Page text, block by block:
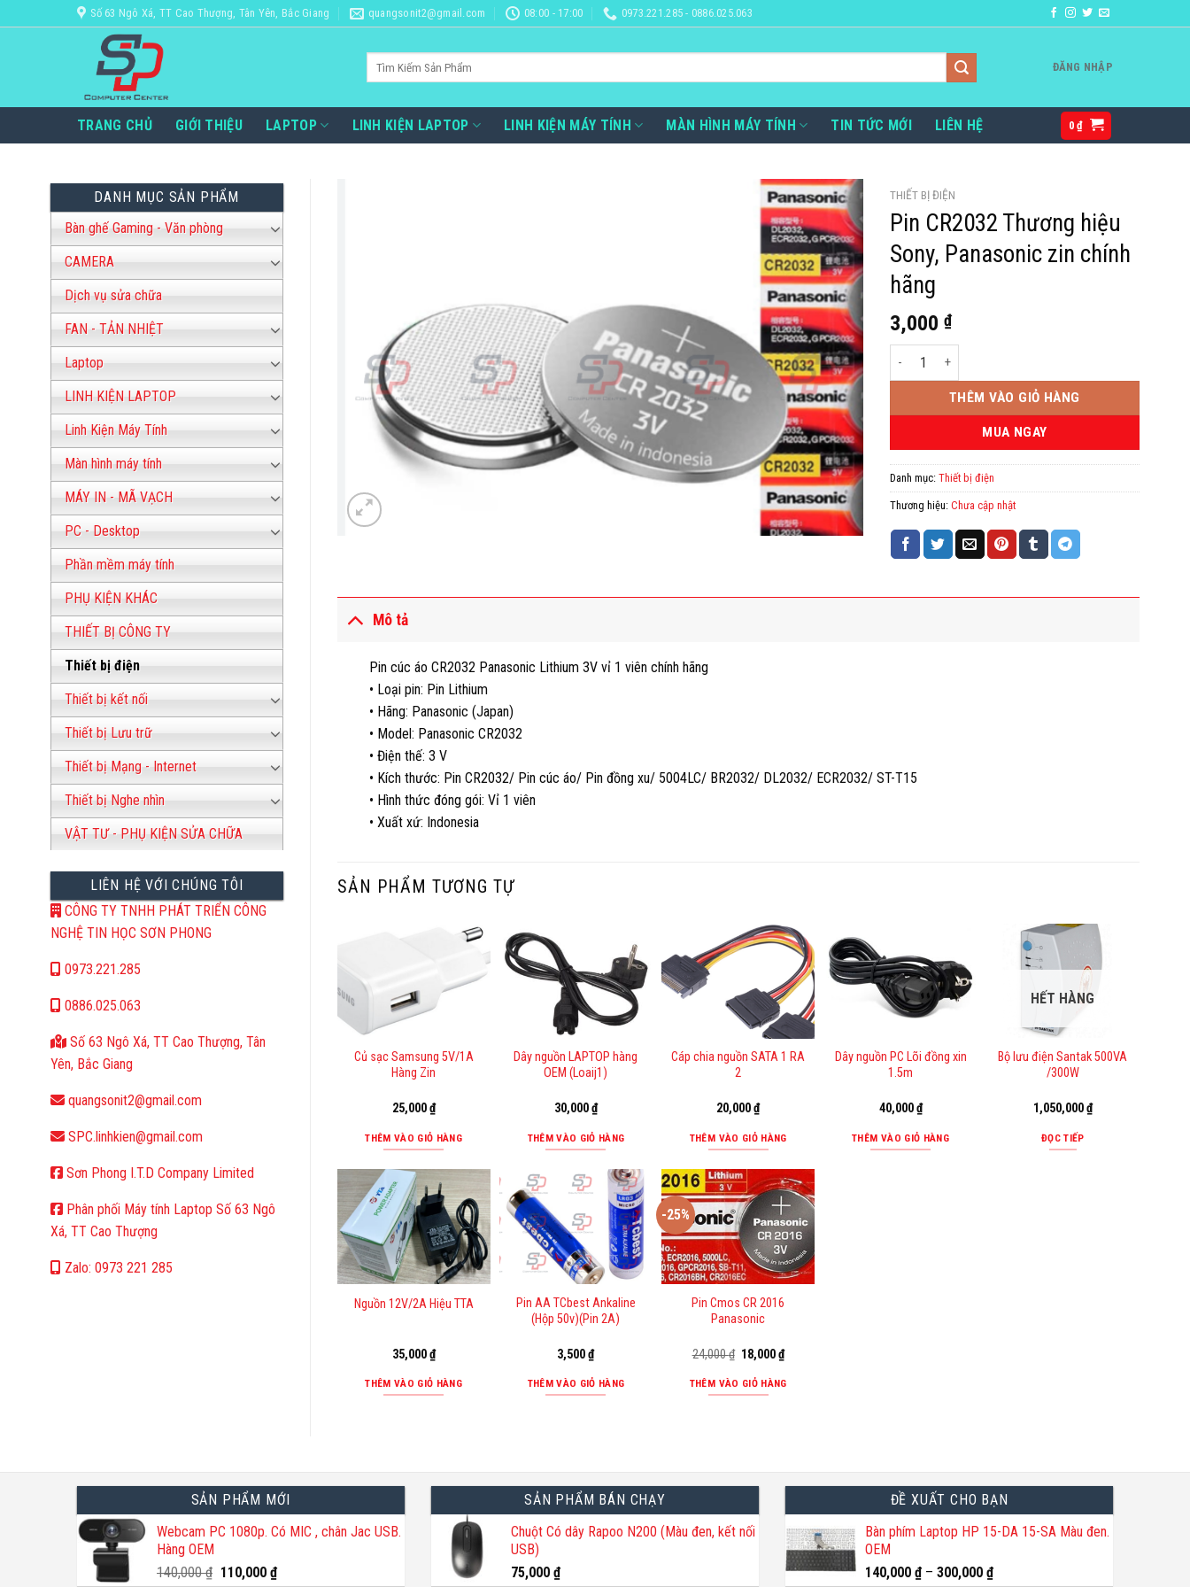
qua
Số 63 Ngô Xá, TT Cao Thượng, Tân Yên, Bắc Giang quangsonit2@gmail.com 08:00 - 17:00 0973.221.285 - 0886.025.063
ĐĂNG NHẬP
TRANG CHỦ GIỚI THIỆU LAPTOP LINH KIỆN LAPTOP LINH KIỆN MÁY TÍNH MÀN HÌNH MÁY TÍNH TIN TỨC MỚI LIÊN HỆ 0₫
DANH MỤC SẢN PHẨM
Bàn ghế Gaming - Văn phòng
CAMERA
Dịch vụ sửa chữa
FAN - TẢN NHIỆT
Laptop
LINH KIỆN LAPTOP
Linh Kiện Máy Tính
Màn hình máy tính
MÁY IN - MÃ VẠCH
PC - Desktop
Phần mềm máy tính
PHỤ KIỆN KHÁC
THIẾT BỊ CÔNG TY
Thiết bị điện
Thiết bị kết nối
Thiết bị Lưu trữ
Thiết bị Mạng - Internet
Thiết bị Nghe nhìn
VẬT TƯ - PHỤ KIỆN SỬA CHỮA
LIÊN HỆ VỚI CHÚNG TÔI
CÔNG TY TNHH PHÁT TRIỂN CÔNG
NGHỆ TIN HỌC SƠN PHONG
0973.221.285
0886.025.063
Số 63 Ngô Xá, TT Cao Thượng, Tân
Yên, Bắc Giang
quangsonit2@gmail.com
SPC.linhkien@gmail.com
Sơn Phong I.T.D Company Limited
Phân phối Máy tính Laptop Số 63 Ngô
Xá, TT Cao Thượng
Zalo: 0973 221 285
THIẾT BỊ ĐIỆN
Pin CR2032 Thương hiệu
Sony, Panasonic zin chính
hãng
3,000 ₫
Pin CR2032 Thương hiệu Sony, Panasonic zin chính
THÊM VÀO GIỎ HÀNG
MUA NGAY
Danh mục: Thiết bị điện
Thương hiệu: Chưa cập nhật
Mô tả
Pin cúc áo CR2032 Panasonic Lithium 3V vỉ 1 viên chính hãng
• Loại pin: Pin Lithium
• Hãng: Panasonic (Japan)
• Model: Panasonic CR2032
• Điện thế: 3 V
• Kích thước: Pin CR2032/ Pin cúc áo/ Pin đồng xu/ 5004LC/ BR2032/ DL2032/ ECR2032/ ST-T15
• Hình thức đóng gói: Vỉ 1 viên
• Xuất xứ: Indonesia
SẢN PHẨM TƯƠNG TỰ
Củ sạc Samsung 5V/1A
Hàng Zin
25,000₫
THÊM VÀO GIỎ HÀNG
Dây nguồn LAPTOP hàng
OEM (Loaij1)
30,000₫
THÊM VÀO GIỎ HÀNG
Cáp chia nguồn SATA 1 RA
2
20,000₫
THÊM VÀO GIỎ HÀNG
Dây nguồn PC Lõi đồng xin
1.5m
40,000₫
THÊM VÀO GIỎ HÀNG
HẾT HÀNG
Bộ lưu điện Santak 500VA
/300W
1,050,000₫
ĐỌC TIẾP
Nguồn 12V/2A Hiệu TTA
35,000₫
THÊM VÀO GIỎ HÀNG
Pin AA TCbest Ankaline
(Hộp 50v)(Pin 2A)
3,500₫
THÊM VÀO GIỎ HÀNG
-25%
Pin Cmos CR 2016
Panasonic
24,000₫ Giá
gốc
là:
24,000 ₫.
18,000₫Giá
hiện
tại
là:
THÊM VÀO GIỎ HÀNG
SẢN PHẨM MỚI
Webcam PC 1080p. Có MIC , chân Jac USB.
Hàng OEM
140,000₫ Giá
110,000 ₫Giá
SẢN PHẨM BÁN CHẠY
Chuột Có dây Rapoo N200 (Màu đen, kết nối
USB)
75,000 ₫
ĐỀ XUẤT CHO BẠN
Bàn phím Laptop HP 15-DA 15-SA Màu đen.
OEM
140,000 ₫– 300,000 ₫